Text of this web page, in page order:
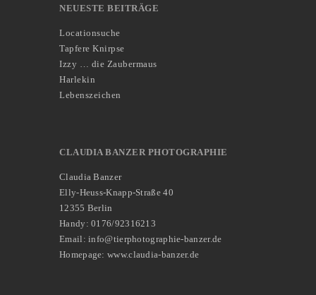
NEUESTE BEITRÄGE
Locationsuche
Tapfere Knirpse
Izzy … die Zaubermaus
Harlekin
Lebenszeichen
CLAUDIA BANZER PHOTOGRAPHIE
Claudia Banzer
Elly-Heuss-Knapp-Straße 40
12355 Berlin
Handy: 0176/92316213
Email: info@tierphotographie-banzer.de
Homepage: www.claudia-banzer.de